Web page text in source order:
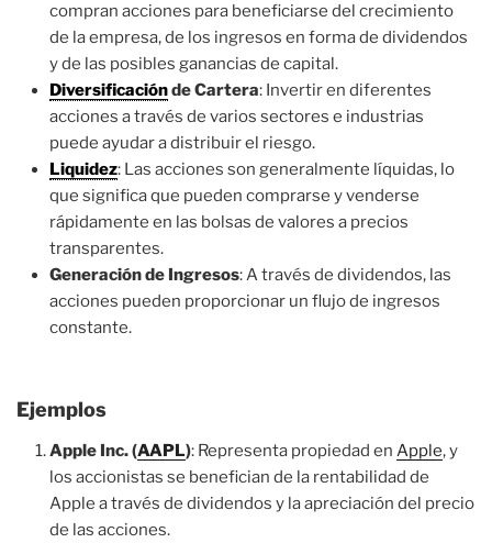
compran acciones para beneficiarse del crecimiento
de la empresa, de los ingresos en forma de dividendos
y de las posibles ganancias de capital.
Diversificaciónde Cartera: Invertir en diferentes
acciones a través de varios sectores e industrias
puede ayudar a distribuir el riesgo.
Liquidez: Las acciones son generalmente líquidas, lo
que significa que pueden comprarse y venderse
rápidamente en las bolsas de valores a precios
transparentes.
Generación de Ingresos: A través de dividendos, las
acciones pueden proporcionar un flujo de ingresos
constante.
Ejemplos
Apple Inc. (AAPL): Representa propiedad en Apple, y
los accionistas se benefician de la rentabilidad de
Apple a través de dividendos y la apreciación del precio
de las acciones.